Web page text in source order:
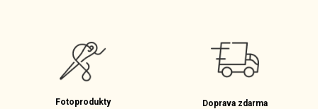
Fotoprodukty
Doprava zdarma